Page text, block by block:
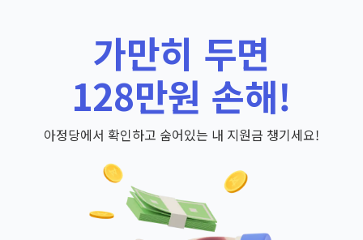
가만히 두면
128만원 손해!
아정당에서 확인하고 숨어있는 내 지원금 챙기세요!